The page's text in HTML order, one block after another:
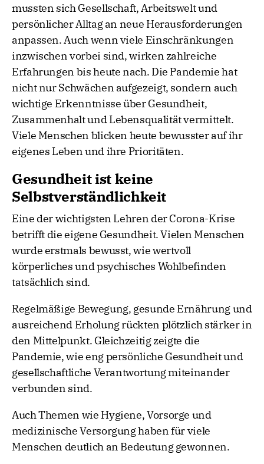
mussten sich Gesellschaft, Arbeitswelt und
persönlicher Alltag an neue Herausforderungen
anpassen. Auch wenn viele Einschränkungen
inzwischen vorbei sind, wirken zahlreiche
Erfahrungen bis heute nach. Die Pandemie hat
nicht nur Schwächen aufgezeigt, sondern auch
wichtige Erkenntnisse über Gesundheit,
Zusammenhalt und Lebensqualität vermittelt.
Viele Menschen blicken heute bewusster auf ihr
eigenes Leben und ihre Prioritäten.
Gesundheit ist keine
Selbstverständlichkeit
Eine der wichtigsten Lehren der Corona-Krise
betrifft die eigene Gesundheit. Vielen Menschen
wurde erstmals bewusst, wie wertvoll
körperliches und psychisches Wohlbefinden
tatsächlich sind.
Regelmäßige Bewegung, gesunde Ernährung und
ausreichend Erholung rückten plötzlich stärker in
den Mittelpunkt. Gleichzeitig zeigte die
Pandemie, wie eng persönliche Gesundheit und
gesellschaftliche Verantwortung miteinander
verbunden sind.
Auch Themen wie Hygiene, Vorsorge und
medizinische Versorgung haben für viele
Menschen deutlich an Bedeutung gewonnen.